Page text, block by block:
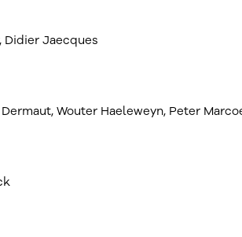
Didier Jaecques
Wouter Haeleweyn, Peter